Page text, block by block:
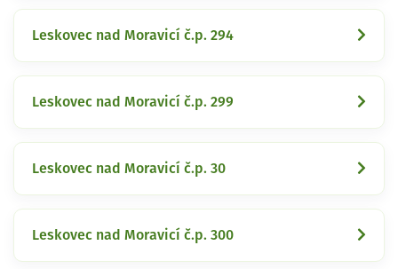
Leskovec nad Moravicí č.p. 294
Leskovec nad Moravicí č.p. 299
Leskovec nad Moravicí č.p. 30
Leskovec nad Moravicí č.p. 300